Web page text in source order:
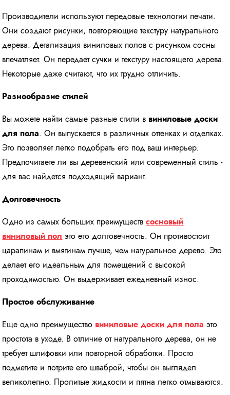
Производители используют передовые технологии печати.
Они создают рисунки, повторяющие текстуру натурального
дерева. Детализация виниловых полов с рисунком сосны
впечатляет. Он передает сучки и текстуру настоящего дерева.
Некоторые даже считают, что их трудно отличить.
Разнообразие стилей
Вы можете найти самые разные стили в виниловые доски
для пола. Он выпускается в различных оттенках и отделках.
Это позволяет легко подобрать его под ваш интерьер.
Предпочитаете ли вы деревенский или современный стиль -
для вас найдется подходящий вариант.
Долговечность
Одно из самых больших преимуществсосновый
виниловый пол это его долговечность. Он противостоит
царапинам и вмятинам лучше, чем натуральное дерево. Это
делает его идеальным для помещений с высокой
проходимостью. Он выдерживает ежедневный износ.
Простое обслуживание
Еще одно преимущество виниловые доски для пола это
простота в уходе. В отличие от натурального дерева, он не
требует шлифовки или повторной обработки. Просто
подметите и потрите его шваброй, чтобы он выглядел
великолепно. Пролитые жидкости и пятна легко отмываются.